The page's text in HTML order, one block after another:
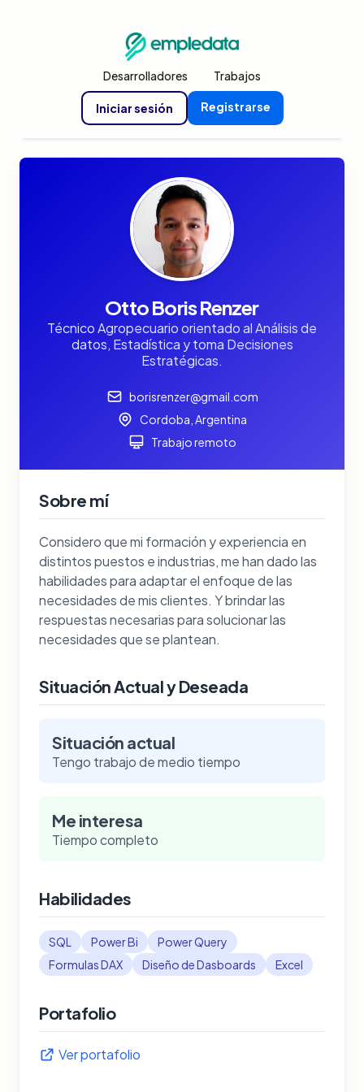
Desarrolladores Trabajos
Iniciar sesión Registrarse
Otto Boris Renzer
Técnico Agropecuario orientado al Análisis de
datos, Estadística y toma Decisiones
Estratégicas.
borisrenzer@gmail.com
Cordoba, Argentina
Trabajo remoto
Sobre mí
Considero que mi formación y experiencia en
distintos puestos e industrias, me han dado las
habilidades para adaptar el enfoque de las
necesidades de mis clientes. Y brindar las
respuestas necesarias para solucionar las
necesidades que se plantean.
Situación Actual y Deseada
Situación actual
Tengo trabajo de medio tiempo
Me interesa
Tiempo completo
Habilidades
SQL Power Bi
Power Query
Formulas DAX
Diseño de Dasboards Excel
Portafolio
Ver portafolio